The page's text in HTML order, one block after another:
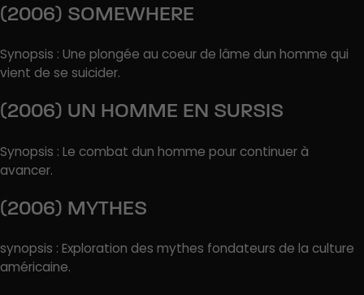
(2006) SOMEWHERE
Synopsis : Une plongée au coeur de lâme dun homme qui
vient de se suicider.
(2006) UN HOMME EN SURSIS
Synopsis : Le combat dun homme pour continuer à
avancer.
(2006) MYTHES
synopsis : Exploration des mythes fondateurs de la culture
américaine.